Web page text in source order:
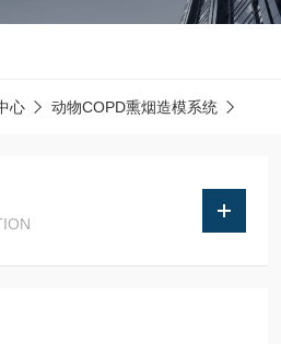
心 动物COPD熏烟造模系统